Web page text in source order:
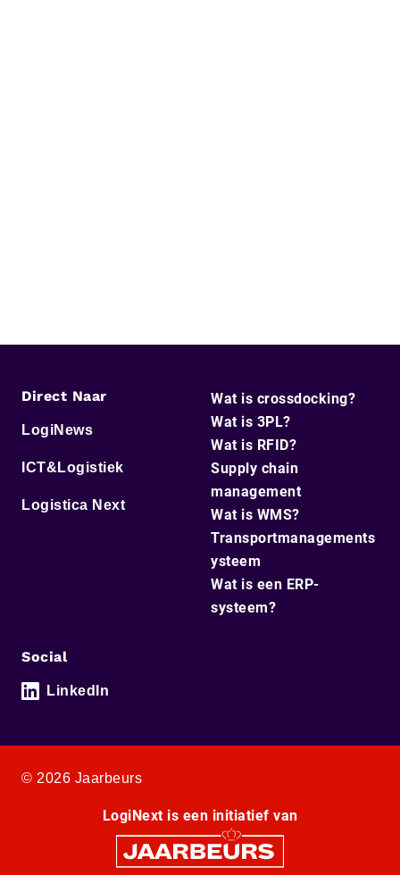
Direct Naar
LogiNews
ICT&Logistiek
Logistica Next
Wat is crossdocking?
Wat is 3PL?
Wat is RFID?
Supply chain
management
Wat is WMS?
Transportmanagements
ysteem
Wat is een ERP-
systeem?
Social
LinkedIn
© 2026 Jaarbeurs
LogiNext is een initiatief van